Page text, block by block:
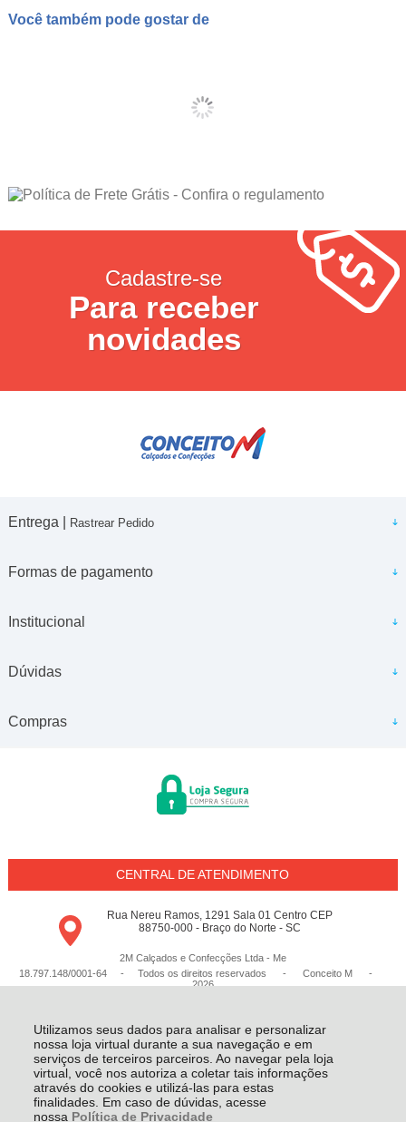
Utilizamos seus dados para analisar e personalizar
nossa loja virtual durante a sua navegação e em
serviços de terceiros parceiros. Ao navegar pela loja
virtual, você nos autoriza a coletar tais informações
através do cookies e utilizá-las para estas
finalidades. Em caso de dúvidas, acesse
nossa Política de Privacidade
Você também pode gostar de
Cadastre-se
Para receber
novidades
Entrega | Rastrear Pedido
Formas de pagamento
Institucional
Dúvidas
Compras
CENTRAL DE ATENDIMENTO
Rua Nereu Ramos, 1291 Sala 01 Centro CEP
88750-000 - Braço do Norte - SC
2M Calçados e Confecções Ltda - Me
18.797.148/0001-64 - Todos os direitos reservados
- Conceito M
-
2026